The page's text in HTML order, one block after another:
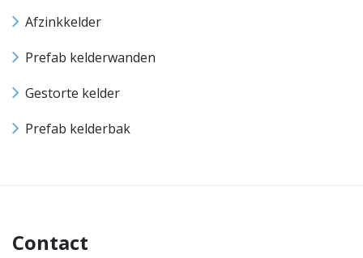
Afzinkkelder
Prefab kelderwanden
Gestorte kelder
Prefab kelderbak
Contact